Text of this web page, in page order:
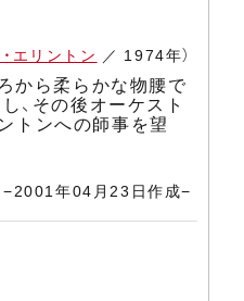
エリントン ／ 1974年）
から柔らかな物腰で
、その後オーケスト
トンへの師事を望
−2001年04月23日作成−